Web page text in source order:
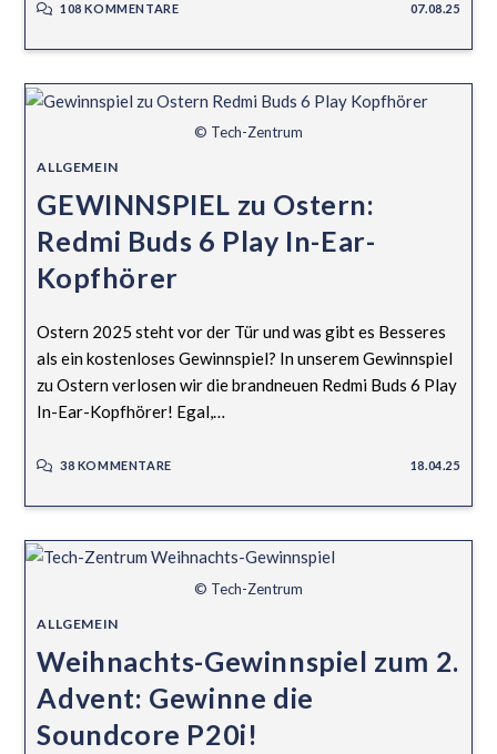
108 KOMMENTARE 07.08.25
© Tech-Zentrum
ALLGEMEIN
GEWINNSPIEL zu Ostern:
Redmi Buds 6 Play In-Ear-
Kopfhörer
Ostern 2025 steht vor der Tür und was gibt es Besseres
als ein kostenloses Gewinnspiel? In unserem Gewinnspiel
zu Ostern verlosen wir die brandneuen Redmi Buds 6 Play
In-Ear-Kopfhörer! Egal,…
38 KOMMENTARE 18.04.25
© Tech-Zentrum
ALLGEMEIN
Weihnachts-Gewinnspiel zum 2.
Advent: Gewinne die
Soundcore P20i!